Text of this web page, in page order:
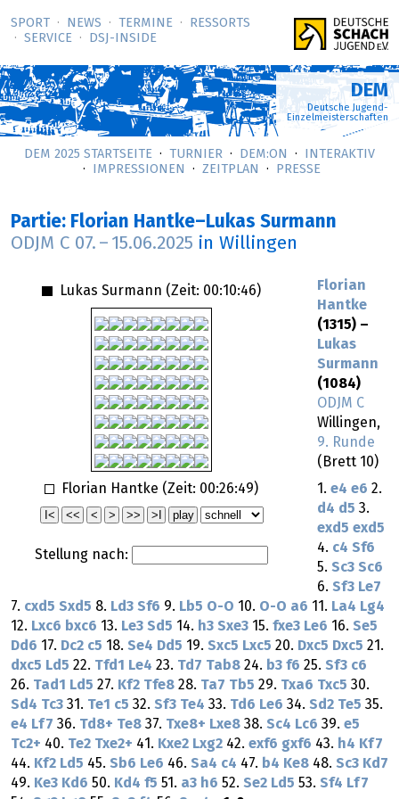
SPORT NEWS TERMINE
RESSORTS
SERVICE
DSJ-­INSIDE
DEM
Deutsche Jugend-
Einzelmeisterschaften
DEM 2025 STARTSEITE TURNIER DEM:ON
INTERAKTIV
IMPRESSIONEN
ZEITPLAN PRESSE
Partie: Florian Hantke–Lukas Surmann
ODJM C 07. – 15.06.2025 in Willingen
Lukas Surmann (Zeit: 00:10:46)
Florian Hantke (Zeit: 00:26:49)
Stellung nach:
Florian
Hantke
(1315) –
Lukas
Surmann
(1084)
ODJM C
Willingen,
9. Runde
(Brett 10)
1. e4 e6 2.
d4 d5 3.
exd5 exd5
4. c4 Sf6
5. Sc3 Sc6
6. Sf3 Le7
7. cxd5 Sxd5 8. Ld3 Sf6 9. Lb5 O-O 10. O-O a6 11. La4 Lg4
12. Lxc6 bxc6 13. Le3 Sd5 14. h3 Sxe3 15. fxe3 Le6 16. Se5
Dd6 17. Dc2 c5 18. Se4 Dd5 19. Sxc5 Lxc5 20. Dxc5 Dxc5 21.
dxc5 Ld5 22. Tfd1 Le4 23. Td7 Tab8 24. b3 f6 25. Sf3 c6
26. Tad1 Ld5 27. Kf2 Tfe8 28. Ta7 Tb5 29. Txa6 Txc5 30.
Sd4 Tc3 31. Te1 c5 32. Sf3 Te4 33. Td6 Le6 34. Sd2 Te5 35.
e4 Lf7 36. Td8+ Te8 37. Txe8+ Lxe8 38. Sc4 Lc6 39. e5
Tc2+ 40. Te2 Txe2+ 41. Kxe2 Lxg2 42. exf6 gxf6 43. h4 Kf7
44. Kf2 Ld5 45. Sb6 Le6 46. Sa4 c4 47. b4 Ke8 48. Sc3 Kd7
49. Ke3 Kd6 50. Kd4 f5 51. a3 h6 52. Se2 Ld5 53. Sf4 Lf7